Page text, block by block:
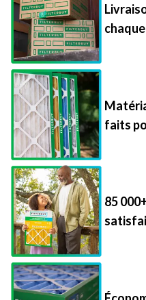
faits
85